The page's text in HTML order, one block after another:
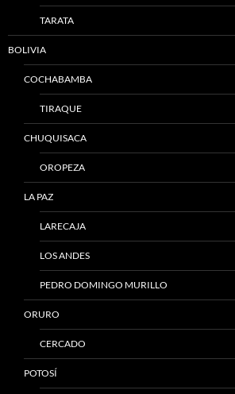
TARATA
BOLIVIA
COCHABAMBA
TIRAQUE
CHUQUISACA
OROPEZA
LA PAZ
LARECAJA
LOS ANDES
PEDRO DOMINGO MURILLO
ORURO
CERCADO
POTOSÍ